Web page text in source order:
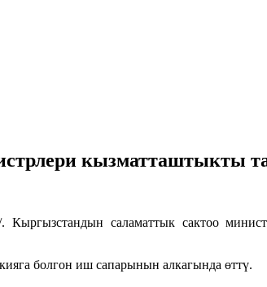
кызматташтыкты
Кыргызстандын саламаттык сактоо
болгон иш сапарынын алкагында өттү.